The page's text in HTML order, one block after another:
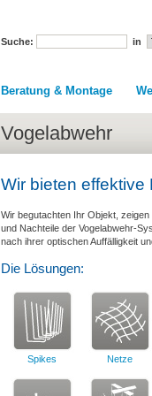
Suche: in
Beratung & Montage
Vogelabwehr
Wir bieten effektive
Wir begutachten Ihr Objekt,
und Nachteile der Vogelabwehr-
nach ihrer optischen Auffälligkeit
Die Lösungen:
Spikes Netze